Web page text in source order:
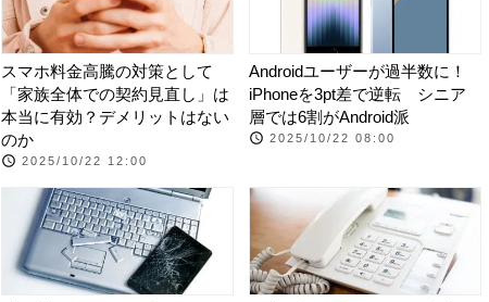
スマホ料金高騰の対策として
「家族全体での契約見直し」は
本当に有効？デメリットはない
のか
2025/10/22 12:00
Androidユーザーが過半数に！
iPhoneを3pt差で逆転 シニア
層では6割がAndroid派
2025/10/22 08:00